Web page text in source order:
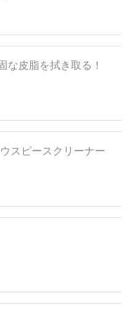
な皮脂を拭き取る！
スピースクリーナー